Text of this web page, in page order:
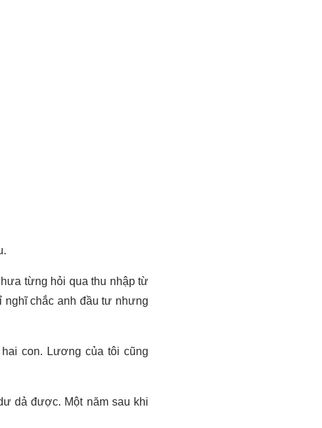
từng hỏi qua thu nhập từ
nghĩ chắc anh đầu tư nhưng
con. Lương của tôi cũng
dả được. Một năm sau khi